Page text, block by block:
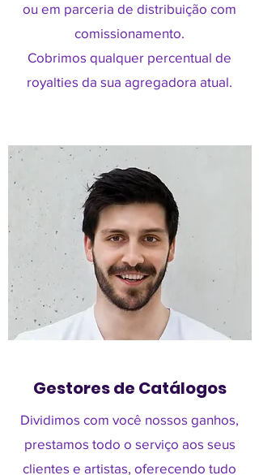
ou em parceria de distribuição com
comissionamento.
Cobrimos qualquer percentual de
royalties da sua agregadora atual.
Gestores de Catálogos
Dividimos com você nossos ganhos,
prestamos todo o serviço aos seus
clientes e artistas, oferecendo tudo